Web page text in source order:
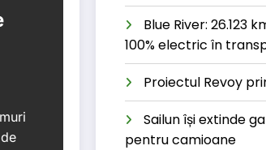
Blue River: 26.123
100% electric în
Proiectul Revoy
Sailun își extinde
pentru camioane